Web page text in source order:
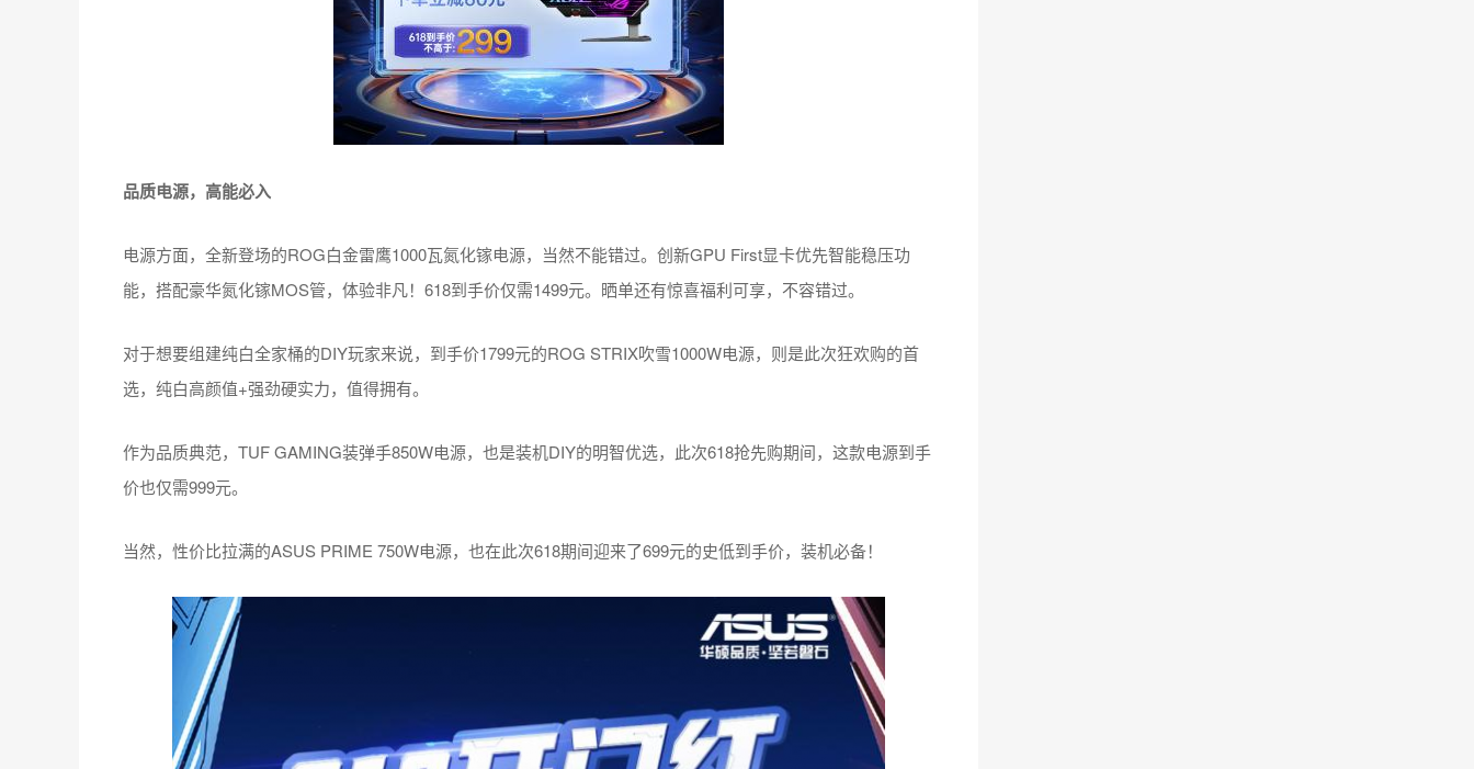
品质电源，高能必入
电源方面，全新登场的ROG白金雷鹰1000瓦氮化镓电源，当然不能错过。创新GPU First显卡优先智能稳压功
能，搭配豪华氮化镓MOS管，体验非凡！618到手价仅需1499元。晒单还有惊喜福利可享，不容错过。
对于想要组建纯白全家桶的DIY玩家来说，到手价1799元的ROG STRIX吹雪1000W电源，则是此次狂欢购的首
选，纯白高颜值+强劲硬实力，值得拥有。
作为品质典范，TUF GAMING装弹手850W电源，也是装机DIY的明智优选，此次618抢先购期间，这款电源到手
价也仅需999元。
当然，性价比拉满的ASUS PRIME 750W电源，也在此次618期间迎来了699元的史低到手价，装机必备！